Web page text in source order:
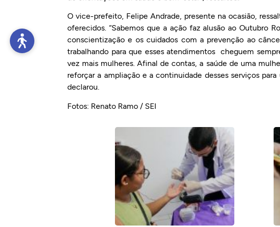
O vice-prefeito, Felipe Andrade, presente na ocasião,
oferecidos. “Sabemos que a ação faz alusão ao Outubro
conscientização e os cuidados com a prevenção ao
trabalhando para que esses atendimentos cheguem
vez mais mulheres. Afinal de contas, a saúde de uma
reforçar a ampliação e a continuidade desses serviços
declarou.
Fotos: Renato Ramo / SEI